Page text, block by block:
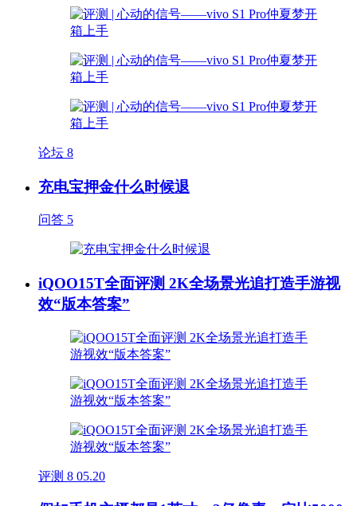
论坛 8
充电宝押金什么时候退
问答 5
iQOO15T全面评测 2K全场景光追打造手游视
效“版本答案”
评测 8 05.20